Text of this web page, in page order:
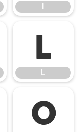
L
L
O